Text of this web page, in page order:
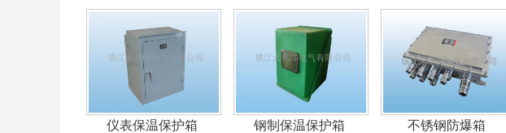
仪表保温保护箱 钢制保温保护箱 不锈钢防爆箱